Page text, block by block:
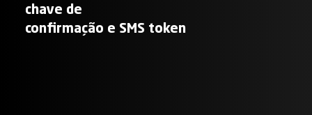
chave de
confirmação e SMS token